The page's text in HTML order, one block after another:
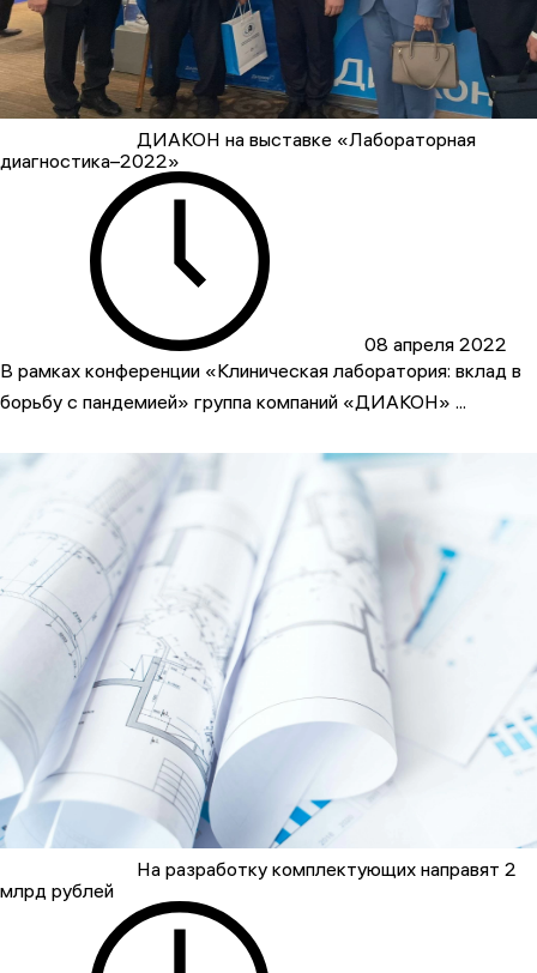
ДИАКОН на выставке «Лабораторная
диагностика–2022»
08 апреля 2022
В рамках конференции «Клиническая лаборатория: вклад в
борьбу с пандемией» группа компаний «ДИАКОН» ...
На разработку комплектующих направят 2
млрд рублей